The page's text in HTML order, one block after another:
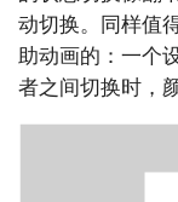
动切换。同样值
助动画的：一个
者之间切换时，